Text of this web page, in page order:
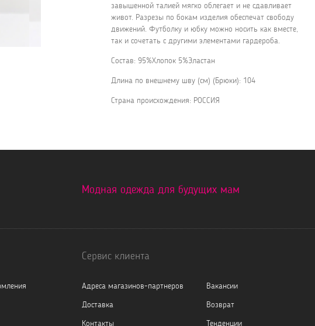
завышенной талией мягко облегает и не сдавливает
живот. Разрезы по бокам изделия обеспечат свободу
движений. Футболку и юбку можно носить как вместе,
так и сочетать с другими элементами гардероба.
Состав: 95%Хлопок 5%Эластан
Длина по внешнему шву (см) (Брюки): 104
Страна происхождения: РОССИЯ
Модная одежда для будущих мам
Сервис клиента
Адреса магазинов-партнеров
Вакансии
Доставка
Возврат
Контакты
Тенденции